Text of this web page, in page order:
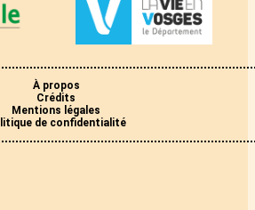
À propos
Crédits
Mentions légales
de confidentialité